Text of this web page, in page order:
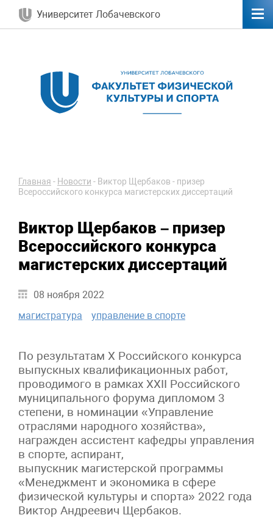
Университет Лобачевского
Главная - Новости - Виктор Щербаков - призер
Всероссийского конкурса магистерских диссертаций
Виктор Щербаков – призер
Всероссийского конкурса
магистерских диссертаций
08 ноября 2022
магистратура
управление в спорте
По результатам X Российского конкурса
выпускных квалификационных работ,
проводимого в рамках XXII Российского
муниципального форума дипломом 3
степени, в номинации «Управление
отраслями народного хозяйства»,
награжден ассистент кафедры управления
в спорте, аспирант,
выпускник магистерской программы
«Менеджмент и экономика в сфере
физической культуры и спорта» 2022 года
Виктор Андреевич Щербаков.